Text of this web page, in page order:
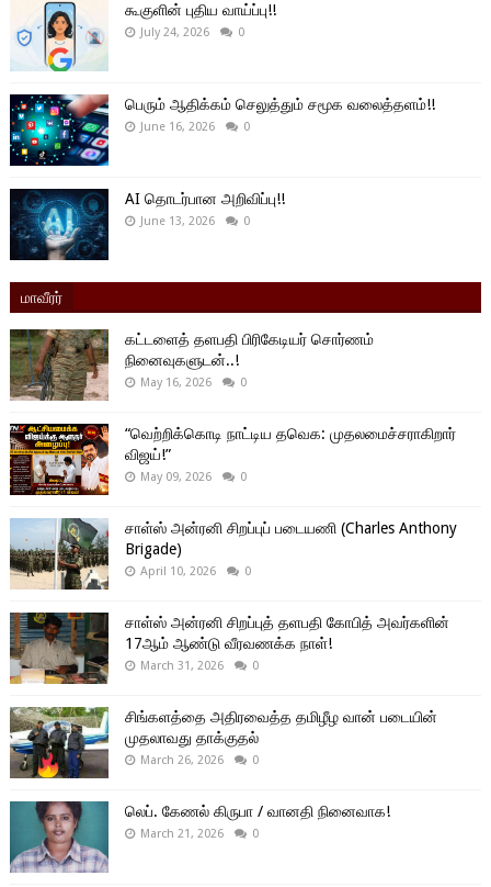
கூகுளின் புதிய வாய்ப்பு!!
July 24, 2026 0
பெரும் ஆதிக்கம் செலுத்தும் சமூக வலைத்தளம்!!
June 16, 2026 0
AI தொடர்பான அறிவிப்பு!!
June 13, 2026 0
மாவீரர்
கட்டளைத் தளபதி பிரிகேடியர் சொர்ணம்
நினைவுகளுடன்..!
May 16, 2026 0
“வெற்றிக்கொடி நாட்டிய தவெக: முதலமைச்சராகிறார்
விஜய்!”
May 09, 2026 0
சாள்ஸ் அன்ரனி சிறப்புப் படையணி (Charles Anthony
Brigade)
April 10, 2026 0
சாள்ஸ் அன்ரனி சிறப்புத் தளபதி கோபித் அவர்களின்
17ஆம் ஆண்டு வீரவணக்க நாள்!
March 31, 2026 0
சிங்களத்தை அதிரவைத்த தமிழீழ வான் படையின்
முதலாவது தாக்குதல்
March 26, 2026 0
லெப். கேணல் கிருபா / வானதி நினைவாக!
March 21, 2026 0